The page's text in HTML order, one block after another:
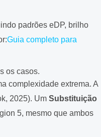
padrões eDP, brilho
Guia completo para
os casos.
complexidade extrema. A
2025). Um Substituição
5, mesmo que ambos